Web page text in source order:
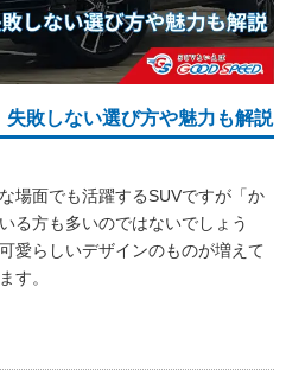
敗しない選び方や魅力も解説
場面でも活躍するSUVですが「か
る方も多いのではないでしょう
愛らしいデザインのものが増えて
す。